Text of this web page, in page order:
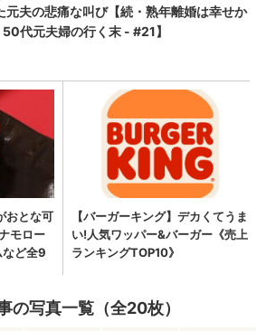
の写真一覧（全20枚）